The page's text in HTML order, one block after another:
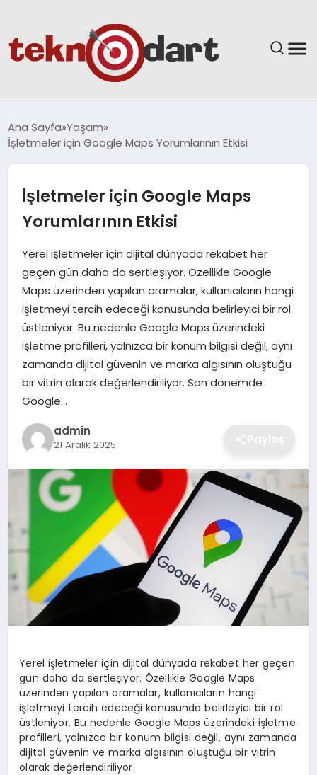
BILIM & TEKNOLOJI
EĞITIM
GÜNDEM
SPOR
EKONOMI
MAGAZIN
OTOMOBIL
TEKNOLOJI
Ana Sayfa Yaşam
İşletmeler için Google Maps Yorumlarının Etkisi
İşletmeler için Google Maps
Yorumlarının Etkisi
Yerel işletmeler için dijital dünyada rekabet her
geçen gün daha da sertleşiyor. Özellikle Google
Maps üzerinden yapılan aramalar, kullanıcıların hangi
işletmeyi tercih edeceği konusunda belirleyici bir rol
üstleniyor. Bu nedenle Google Maps üzerindeki
işletme profilleri, yalnızca bir konum bilgisi değil, aynı
zamanda dijital güvenin ve marka algısının oluştuğu
bir vitrin olarak değerlendiriliyor. Son dönemde
Google…
admin
21 Aralık 2025
Yerel işletmeler için dijital dünyada rekabet her geçen
gün daha da sertleşiyor. Özellikle Google Maps
üzerinden yapılan aramalar, kullanıcıların hangi
işletmeyi tercih edeceği konusunda belirleyici bir rol
üstleniyor. Bu nedenle Google Maps üzerindeki işletme
profilleri, yalnızca bir konum bilgisi değil, aynı zamanda
dijital güvenin ve marka algısının oluştuğu bir vitrin
olarak değerlendiriliyor.